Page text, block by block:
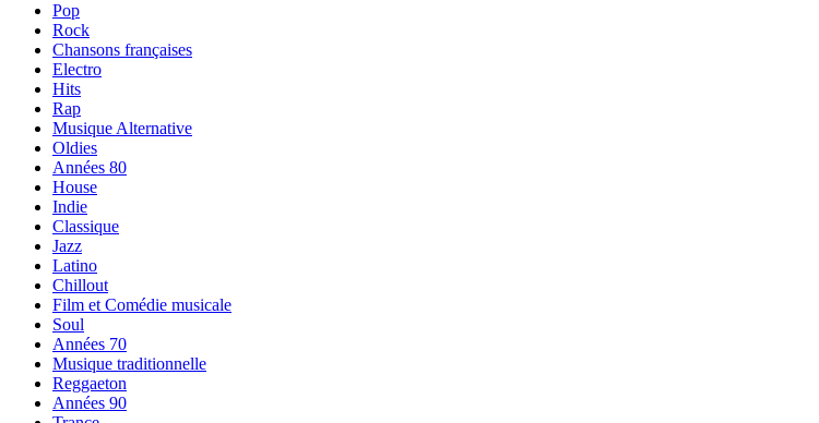
Pop
Rock
Chansons françaises
Electro
Hits
Rap
Musique Alternative
Oldies
Années 80
House
Indie
Classique
Jazz
Latino
Chillout
Film et Comédie musicale
Soul
Années 70
Musique traditionnelle
Reggaeton
Années 90